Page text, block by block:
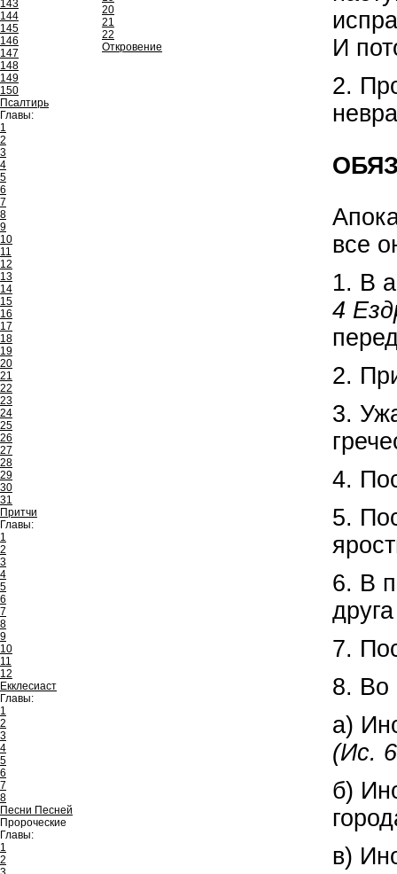
143
144
145
146
147
148
149
150
Псалтирь
Главы:
1
2
3
4
5
6
7
8
9
10
11
12
13
14
15
16
17
18
19
20
21
22
23
24
25
26
27
28
29
30
31
Притчи
Главы:
1
2
3
4
5
6
7
8
9
10
11
12
Екклесиаст
Главы:
1
2
3
4
5
6
7
8
Песни Песней
Пророческие
Главы:
1
2
20
21
22
Откровение
И
2.
все
1. В
4
2.
3.
4.
5.
6. В
7.
8. Во
а)
(Ис.
б)
в)